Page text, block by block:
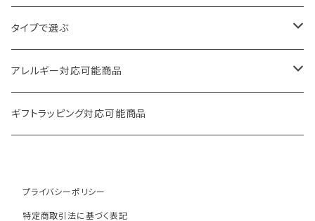
シルバー
クリア
その他
パール・ビーズ
天然石・スワロフスキー
フラワー・ハート
月・星
タイプで選ぶ
ロング
ボリューム
華奢
アレルギー対応可能商品
ピアス
ギフトラッピング対応可能商品
プライバシーポリシー
特定商取引法に基づく表記